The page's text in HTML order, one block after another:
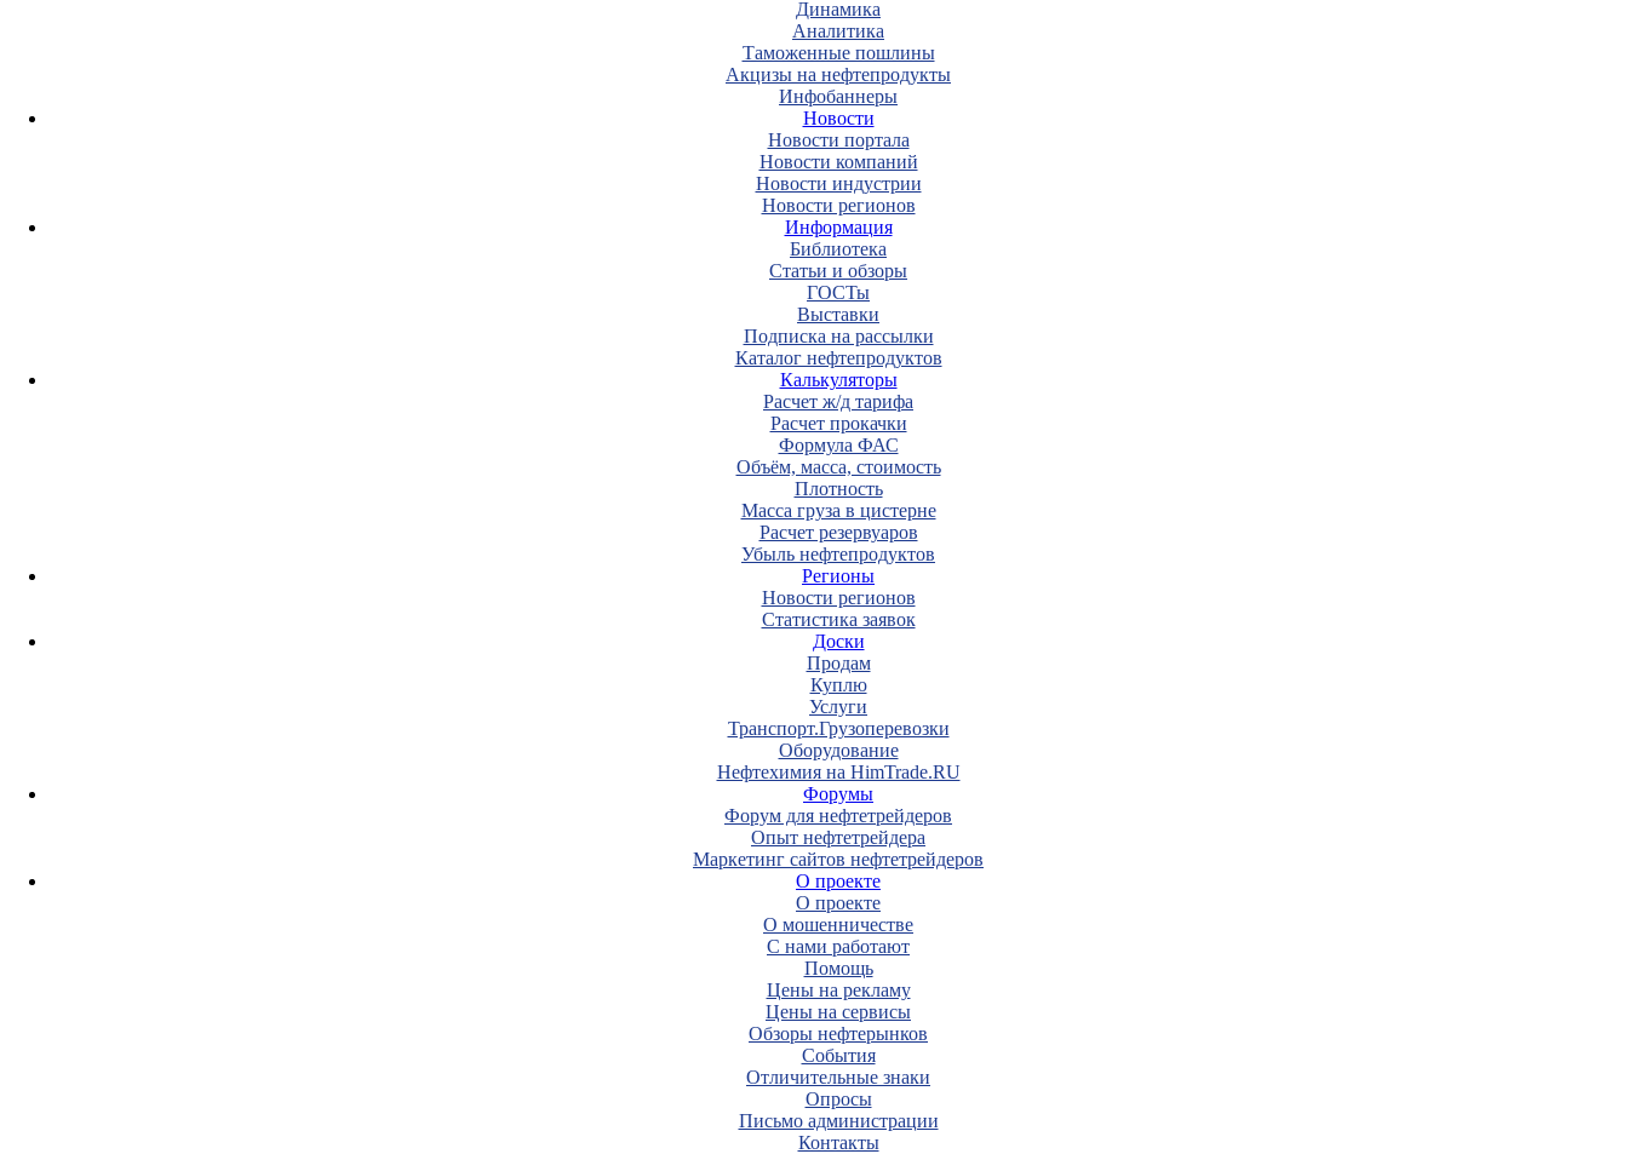
Динамика
Аналитика
Таможенные пошлины
Акцизы на нефтепродукты
Инфобаннеры
Новости
Новости портала
Новости компаний
Новости индустрии
Новости регионов
Информация
Библиотека
Статьи и обзоры
ГОСТы
Выставки
Подписка на рассылки
Каталог нефтепродуктов
Калькуляторы
Расчет ж/д тарифа
Расчет прокачки
Формула ФАС
Объём, масса, стоимость
Плотность
Масса груза в цистерне
Расчет резервуаров
Убыль нефтепродуктов
Регионы
Новости регионов
Статистика заявок
Доски
Продам
Куплю
Услуги
Транспорт.Грузоперевозки
Оборудование
Нефтехимия на HimTrade.RU
Форумы
Форум для нефтетрейдеров
Опыт нефтетрейдера
Маркетинг сайтов нефтетрейдеров
О проекте
О проекте
О мошенничестве
С нами работают
Помощь
Цены на рекламу
Цены на сервисы
Обзоры нефтерынков
События
Отличительные знаки
Опросы
Письмо администрации
Контакты